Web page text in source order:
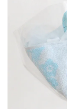
「自由文」ご希望
メッセージシー
◆その他
※リボンの色・形
※土・日・祝日の